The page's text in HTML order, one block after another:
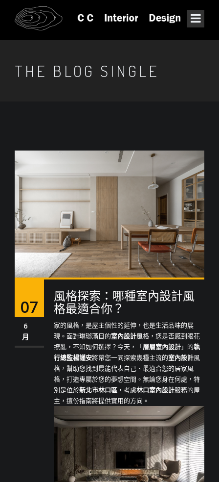
THE BLOG SINGLE
07
6
月
風格探索：哪種室內設計風
格最適合你？
家的風格，是屋主個性的延伸，也是生活品味的展
現。面對琳瑯滿目的室內設計風格，您是否感到眼花
撩亂，不知如何選擇？今天，「層層室內設計」的執
行總監楊謹安將帶您一同探索幾種主流的室內設計風
格，幫助您找到最能代表自己、最適合您的居家風
格，打造專屬於您的夢想空間。無論您身在何處，特
別是位於新北市林口區 ，考慮林口室內設計服務的屋
主，這份指南將提供實用的方向。